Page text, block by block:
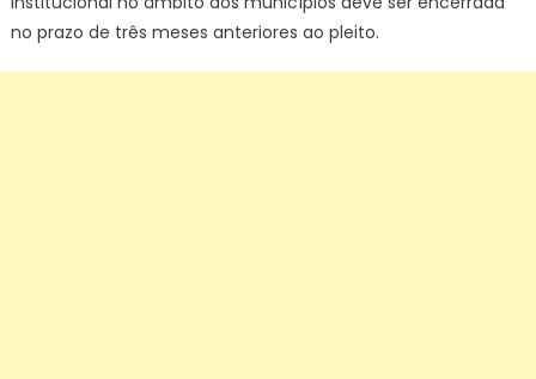
no prazo de três meses anteriores ao pleito.